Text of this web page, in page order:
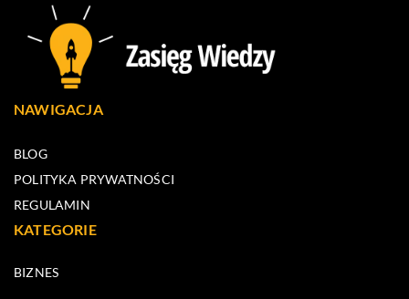
NAWIGACJA
BLOG
POLITYKA PRYWATNOŚCI
REGULAMIN
KATEGORIE
BIZNES